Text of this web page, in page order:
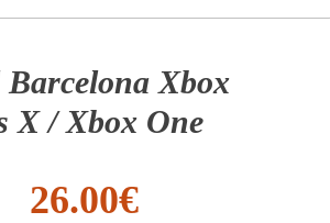
Barcelona Xbox
X / Xbox One
26.00€